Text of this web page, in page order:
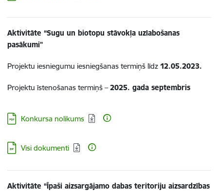
Aktivitāte “Sugu un biotopu stāvokļa uzlabošanas
pasākumi"
Projektu iesniegumu iesniegšanas termiņš līdz 12.05.2023.
Projektu īstenošanas termiņš –2025. gada septembris
Lejupielādēt:
Konkursa nolikums
Lejupielādēt:
Visi dokumenti
Aktivitāte “Īpaši aizsargājamo dabas teritoriju aizsardzības